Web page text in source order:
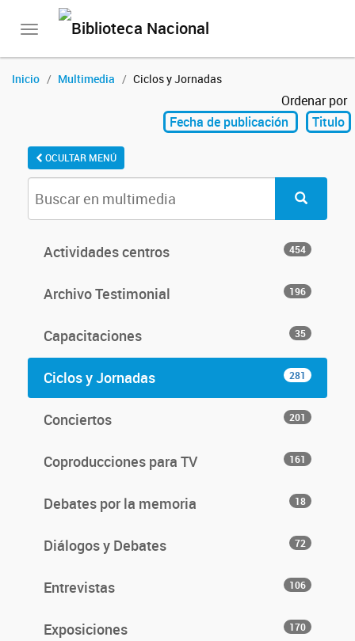
Toggle
Inicio Multimedia Ciclos y Jornadas
Ordenar por
Fecha de publicación
Titulo
OCULTAR MENÚ
Actividades centros 454
Archivo Testimonial 196
Capacitaciones 35
Ciclos y Jornadas 281
Conciertos 201
Coproducciones para TV 161
Debates por la memoria 18
Diálogos y Debates 72
Entrevistas 106
Exposiciones 170